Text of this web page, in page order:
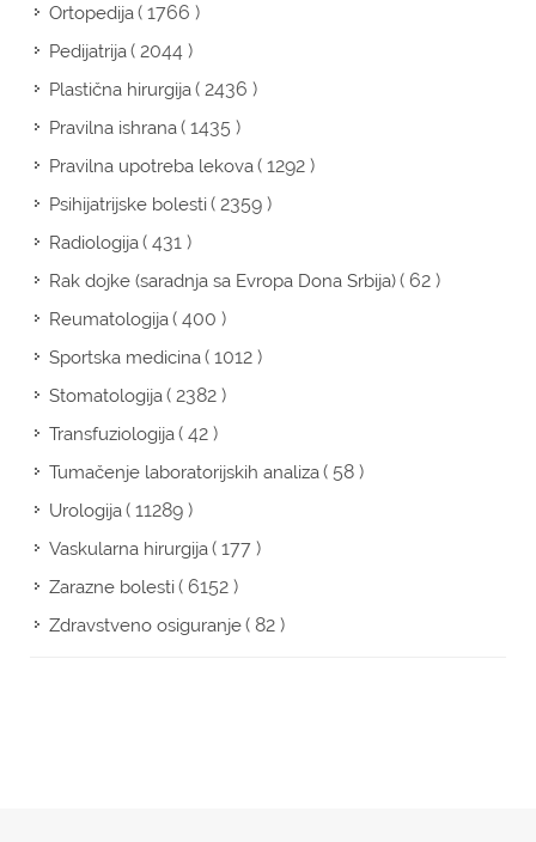
Ortopedija( 1766 )
Pedijatrija( 2044 )
Plastična hirurgija( 2436 )
Pravilna ishrana( 1435 )
Pravilna upotreba lekova( 1292 )
Psihijatrijske bolesti( 2359 )
Radiologija( 431 )
Rak dojke (saradnja sa Evropa Dona Srbija)( 62 )
Reumatologija( 400 )
Sportska medicina( 1012 )
Stomatologija( 2382 )
Transfuziologija( 42 )
Tumačenje laboratorijskih analiza( 58 )
Urologija( 11289 )
Vaskularna hirurgija( 177 )
Zarazne bolesti( 6152 )
Zdravstveno osiguranje( 82 )